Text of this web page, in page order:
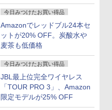
今日みつけたお買い得品
Amazonでレッドブル24本セ
ットが20% OFF。炭酸水や
麦茶も低価格
今日みつけたお買い得品
JBL最上位完全ワイヤレス
「TOUR PRO 3」、Amazon
限定モデルが25% OFF